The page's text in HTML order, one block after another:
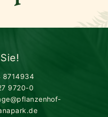
8714934
9720-0